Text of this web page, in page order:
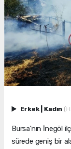
Erkek Kadın
Bursa'nın İnegöl
sürede geniş bir